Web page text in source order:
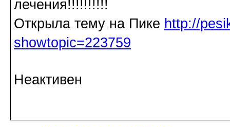
лечения!!!!!!!!!!
Открыла тему на Пике http://
showtopic=223759
Неактивен